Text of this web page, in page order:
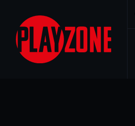
hlavnímu
obsahu